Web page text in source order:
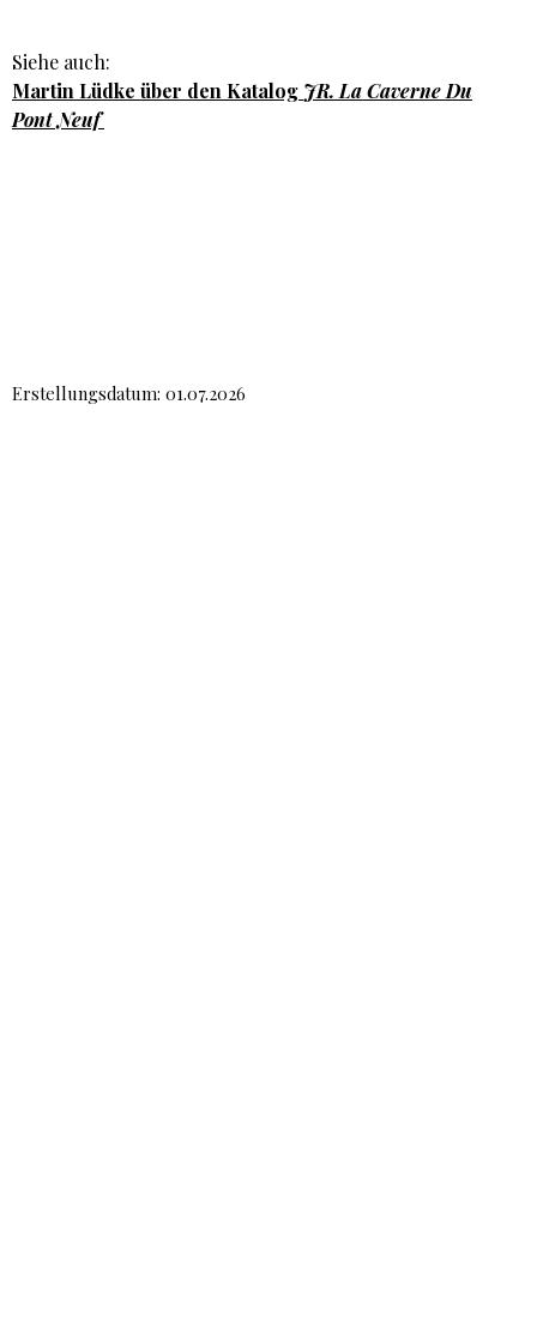
Siehe auch:
Martin Lüdke über den Katalog JR. La Caverne Du
Pont Neuf
Erstellungsdatum: 01.07.2026